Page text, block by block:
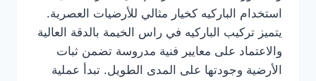
استخدام الباركيه كخيار مثالي للأرضيات العصرية.
يتميز تركيب الباركيه في راس الخيمة بالدقة العالية
والاعتماد على معايير فنية مدروسة تضمن ثبات
الأرضية وجودتها على المدى الطويل. تبدأ عملية